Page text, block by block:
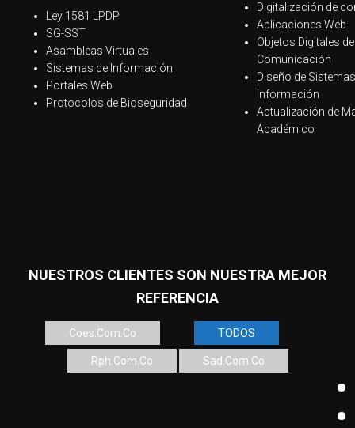
Ley 1581 LPDP
SG-SST
Asambleas Virtuales
Sistemas de Información
Portales Web
Protocolos de Bioseguridad
Digitalización de
Aplicaciones Web
Objetos Digitales de
Comunicación
Diseño de
Información
Actualización de
Académico
NUESTROS CLIENTES SON NUESTRA MEJOR
REFERENCIA
TODOS
Coes.com.co
Sad.com.co
Rph.com.co